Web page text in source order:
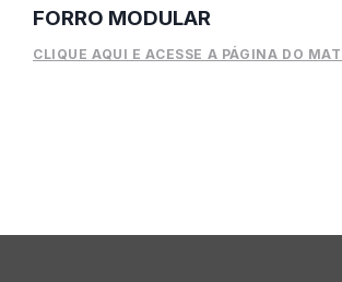
FORRO MODULAR
CLIQUE AQUI E ACESSE A PÁGINA DO